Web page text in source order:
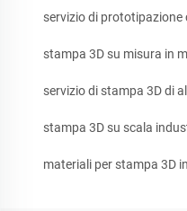
servizio di prototipazione
stampa 3D su misura in
servizio di stampa 3D di
stampa 3D su scala
materiali per stampa 3D